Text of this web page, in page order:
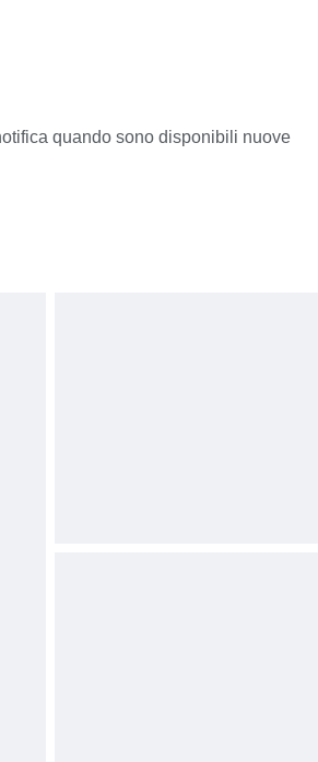
quando sono disponibili nuove